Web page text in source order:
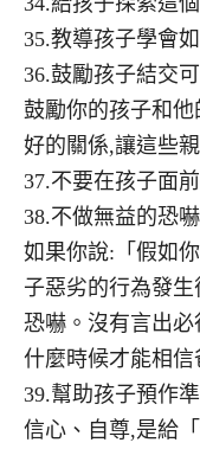
35.教導孩子學會
36.鼓勵孩子結交
鼓勵你的孩子和
好的關係,讓這些
37.不要在孩子面
38.不做無益的恐
如果你說:「假如
子惡劣的行為發
恐嚇。沒有言出
什麼時候才能相信
39.幫助孩子預作
信心、自尊,是給